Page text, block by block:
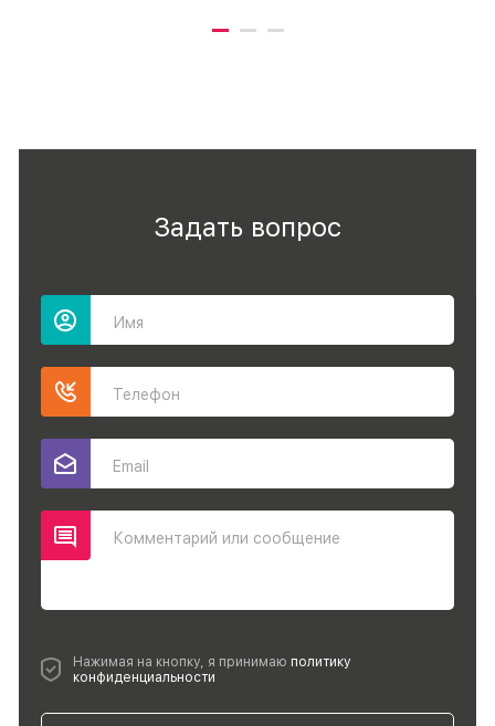
Задать вопрос
Имя
Телефон
Email
Комментарий или сообщение
Нажимая на кнопку, я принимаю политику
конфиденциальности